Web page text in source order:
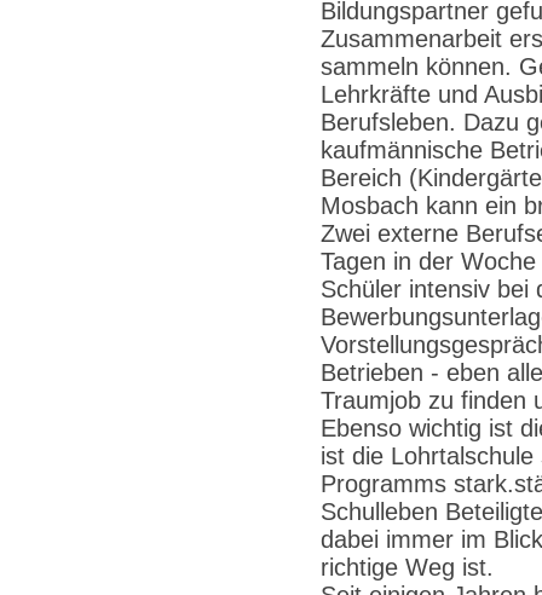
Bildungspartner
Zusammenarbeit
sammeln können.
Lehrkräfte und
Berufsleben. Dazu
kaufmännische
Bereich
Mosbach kann ein
Zwei externe
Tagen in der
Schüler intensiv bei
Betrieben - eben
Traumjob zu finden
Ebenso wichtig ist
ist die
Programms
Schulleben
dabei immer im
richtige Weg ist.